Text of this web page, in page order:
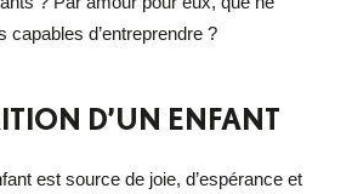
d’entreprendre ?
D’UN ENFANT
est source de joie, d’espérance et